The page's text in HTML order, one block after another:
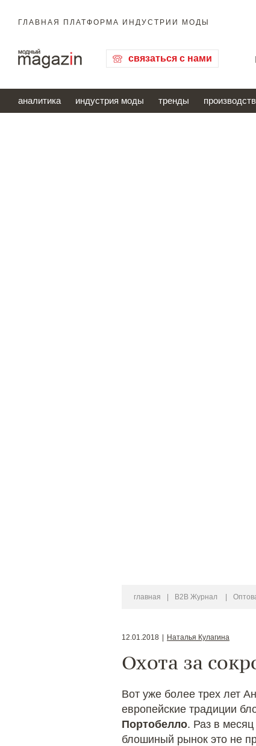
ГЛАВНАЯ ПЛАТФОРМА ИНДУСТРИИ МОДЫ
связаться с нами
аналитика индустрия моды тренды
главная B2B Журнал
12.01.2018 Наталья Кулагина
Охота за
Вот уже более трех лет
европейские традиции
Портобелло. Раз в
блошиный рынок это не